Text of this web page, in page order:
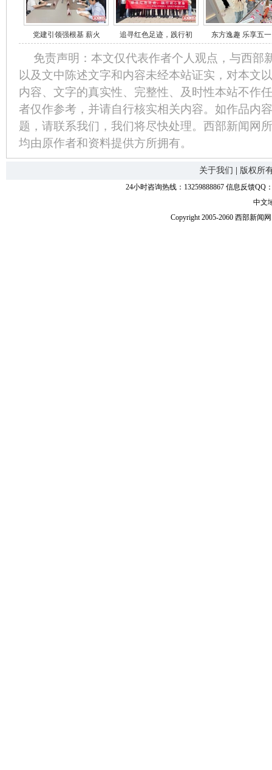
党建引领强根基 薪火 追寻红色足迹，践行初 东方逸趣 乐享五
免责声明：本文仅代表作者个人观点，与西部
以及文中陈述文字和内容未经本站证实，对本文
内容、文字的真实性、完整性、及时性本站不作
者仅作参考，并请自行核实相关内容。如作品内
题，请联系我们，我们将尽快处理。西部新闻网
均由原作者和资料提供方所拥有。
关于我们 版权所
24小时咨询热线：13259888867 信息反馈QQ
中文
Copyright 2005-2060 西部新闻